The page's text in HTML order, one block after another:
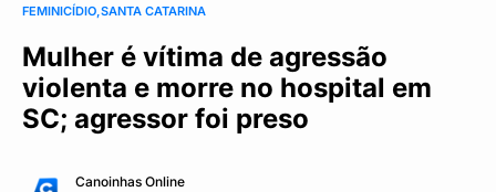
FEMINICÍDIO SANTA CATARINA
Mulher é vítima de agressão
violenta e morre no hospital em
SC; agressor foi preso
Canoinhas Online